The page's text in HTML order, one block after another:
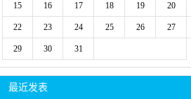
15 16 17 18 19 20
22 23 24 25 26 27
29 30 31
最近发表